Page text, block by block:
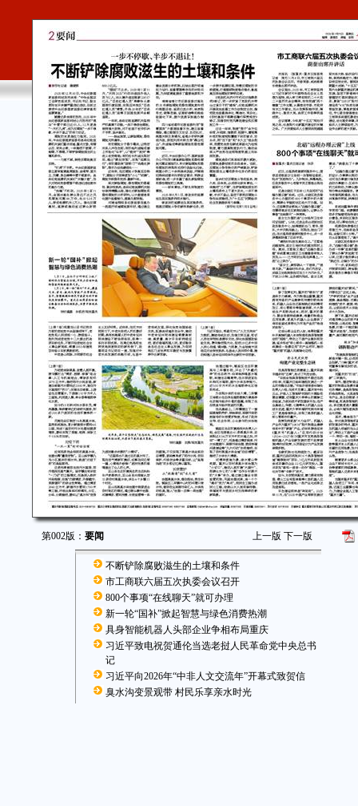
第002版： 要闻 上一版 下一版
不断铲除腐败滋生的土壤和条件
市工商联六届五次执委会议召开
800个事项“在线聊天”就可办理
新一轮“国补”掀起智慧与绿色消费热潮
具身智能机器人头部企业争相布局重庆
习近平致电祝贺通伦当选老挝人民革命党中央总书
记
习近平向2026年“中非人文交流年”开幕式致贺信
臭水沟变景观带 村民乐享亲水时光